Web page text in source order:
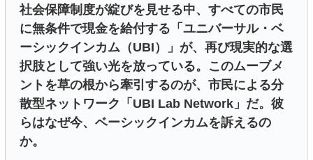
社会保障制度が綻びを見せる中、すべての市民
に無条件で現金を給付する「ユニバーサル・ベ
ーシックインカム（UBI）」が、再び現実的な選
択肢として強い光を放っている。このムーブメ
ントを草の根から牽引するのが、市民による分
散型ネットワーク「UBI Lab Network」だ。彼
らはなぜ今、ベーシックインカムを訴えるの
か。